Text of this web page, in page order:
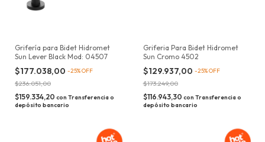
Grifería para Bidet Hidromet
Sun Lever Black Mod: 04507
$177.038,00 -25%OFF
$236.051,00
$159.334,20 con Transferencia o
depósito bancario
Griferia Para Bidet Hidromet
Sun Cromo 4502
$129.937,00 -25%OFF
$173.249,00
$116.943,30 con Transferencia o
depósito bancario